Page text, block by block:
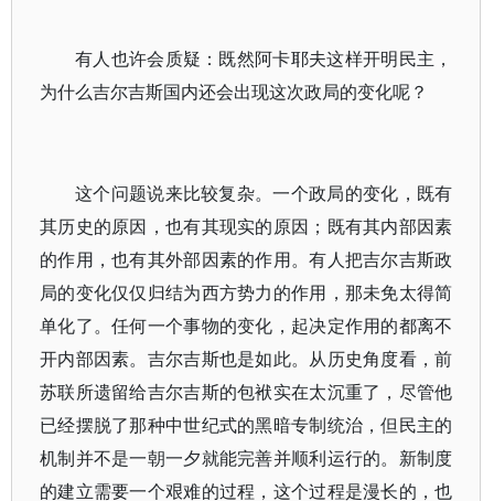
有人也许会质疑：既然阿卡耶夫这样开明民主，
为什么吉尔吉斯国内还会出现这次政局的变化呢？
这个问题说来比较复杂。一个政局的变化，既有
其历史的原因，也有其现实的原因；既有其内部因素
的作用，也有其外部因素的作用。有人把吉尔吉斯政
局的变化仅仅归结为西方势力的作用，那未免太得简
单化了。任何一个事物的变化，起决定作用的都离不
开内部因素。吉尔吉斯也是如此。从历史角度看，前
苏联所遗留给吉尔吉斯的包袱实在太沉重了，尽管他
已经摆脱了那种中世纪式的黑暗专制统治，但民主的
机制并不是一朝一夕就能完善并顺利运行的。新制度
的建立需要一个艰难的过程，这个过程是漫长的，也